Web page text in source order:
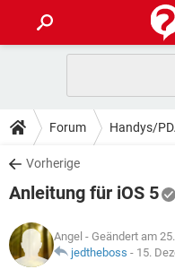
ANDROID
WINDOWS 10
WHATSAPP
FACEBOOK
TIPPS & TRICKS
SPIELE
WHATSAPP
FACEBOOK
DOWNLOADS
SPIELE
ANDROID
WINDOWS 10
SPIELE
ANDROID
LEXIKON
Forum Handys/
Vorherige
Anleitung für iOS 5
Angel - Geändert am
jedtheboss - 15.